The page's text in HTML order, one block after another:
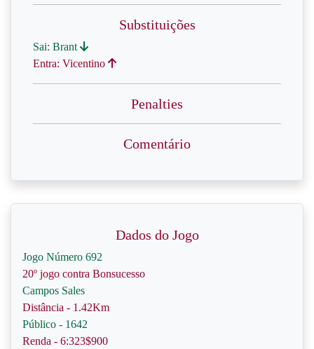
Substituições
Sai: Brant
Entra: Vicentino
Penalties
Comentário
Dados do Jogo
Jogo Número 692
20º jogo contra Bonsucesso
Campos Sales
Distância - 1.42Km
Público - 1642
Renda - 6:323$900